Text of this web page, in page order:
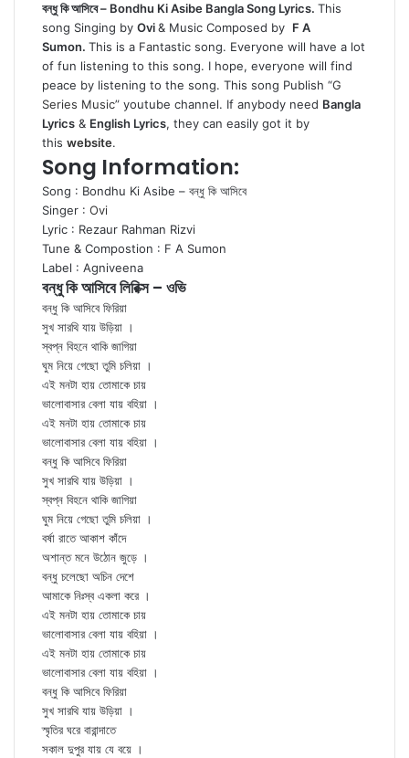
বন্ধু কি আসিবে – Bondhu Ki Asibe Bangla Song Lyrics. This
song Singing by Ovi& Music Composed by F A
Sumon. This is a Fantastic song. Everyone will have a lot
of fun listening to this song. I hope, everyone will find
peace by listening to the song. This song Publish “G
Series Music” youtube channel. If anybody need Bangla
Lyrics & English Lyrics, they can easily got it by
this website.
Song Information:
Song : Bondhu Ki Asibe – বন্ধু কি আসিবে
Singer : Ovi
Lyric : Rezaur Rahman Rizvi
Tune & Compostion : F A Sumon
Label : Agniveena
বন্ধু কি আসিবে লিরিক্স – ওভি
বন্ধু কি আসিবে ফিরিয়া
সুখ সারথি যায় উড়িয়া ।
স্বপ্ন বিহনে থাকি জাগিয়া
ঘুম নিয়ে গেছো তুমি চলিয়া ।
এই মনটা হায় তোমাকে চায়
ভালোবাসার বেলা যায় বহিয়া ।
এই মনটা হায় তোমাকে চায়
ভালোবাসার বেলা যায় বহিয়া ।
বন্ধু কি আসিবে ফিরিয়া
সুখ সারথি যায় উড়িয়া ।
স্বপ্ন বিহনে থাকি জাগিয়া
ঘুম নিয়ে গেছো তুমি চলিয়া ।
বর্ষা রাতে আকাশ কাঁদে
অশান্ত মনে উঠোন জুড়ে ।
বন্ধু চলেছো অচিন দেশে
আমাকে নিঃস্ব একলা করে ।
এই মনটা হায় তোমাকে চায়
ভালোবাসার বেলা যায় বহিয়া ।
এই মনটা হায় তোমাকে চায়
ভালোবাসার বেলা যায় বহিয়া ।
বন্ধু কি আসিবে ফিরিয়া
সুখ সারথি যায় উড়িয়া ।
স্মৃতির ঘরে বারান্দাতে
সকাল দুপুর যায় যে বয়ে ।